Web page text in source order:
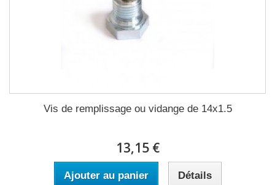
Vis de remplissage ou vidange de 14x1.5
13,15 €
Ajouter au panier Détails